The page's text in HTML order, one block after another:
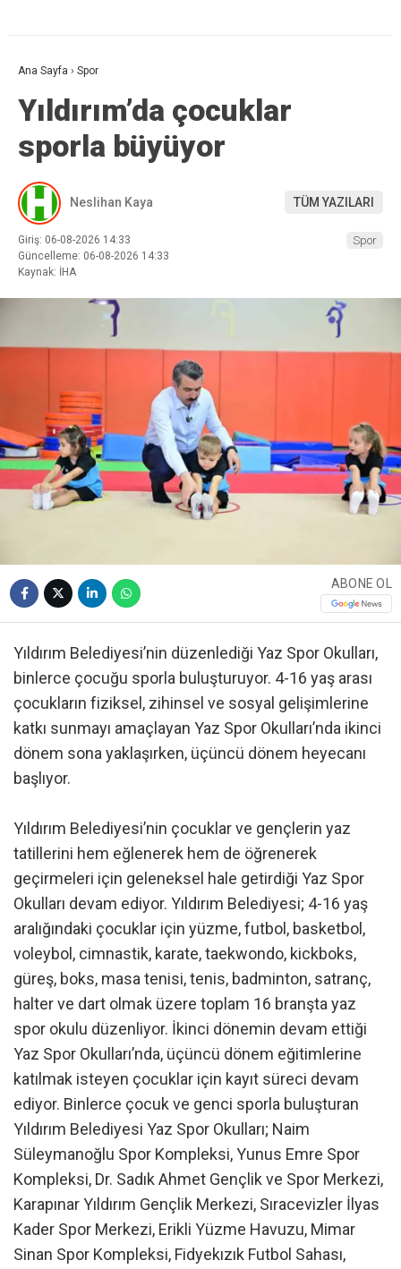
Ana Sayfa › Spor
Yıldırım’da çocuklar
sporla büyüyor
Neslihan Kaya TÜM YAZILARI
Giriş: 06-08-2026 14:33
Güncelleme: 06-08-2026 14:33
Kaynak: İHA
Spor
ABONE OL
Yıldırım Belediyesi’nin düzenlediği Yaz Spor Okulları,
binlerce çocuğu sporla buluşturuyor. 4-16 yaş arası
çocukların fiziksel, zihinsel ve sosyal gelişimlerine
katkı sunmayı amaçlayan Yaz Spor Okulları’nda ikinci
dönem sona yaklaşırken, üçüncü dönem heyecanı
başlıyor.
Yıldırım Belediyesi’nin çocuklar ve gençlerin yaz
tatillerini hem eğlenerek hem de öğrenerek
geçirmeleri için geleneksel hale getirdiği Yaz Spor
Okulları devam ediyor. Yıldırım Belediyesi; 4-16 yaş
aralığındaki çocuklar için yüzme, futbol, basketbol,
voleybol, cimnastik, karate, taekwondo, kickboks,
güreş, boks, masa tenisi, tenis, badminton, satranç,
halter ve dart olmak üzere toplam 16 branşta yaz
spor okulu düzenliyor. İkinci dönemin devam ettiği
Yaz Spor Okulları’nda, üçüncü dönem eğitimlerine
katılmak isteyen çocuklar için kayıt süreci devam
ediyor. Binlerce çocuk ve genci sporla buluşturan
Yıldırım Belediyesi Yaz Spor Okulları; Naim
Süleymanoğlu Spor Kompleksi, Yunus Emre Spor
Kompleksi, Dr. Sadık Ahmet Gençlik ve Spor Merkezi,
Karapınar Yıldırım Gençlik Merkezi, Sıracevizler İlyas
Kader Spor Merkezi, Erikli Yüzme Havuzu, Mimar
Sinan Spor Kompleksi, Fidyekızık Futbol Sahası,